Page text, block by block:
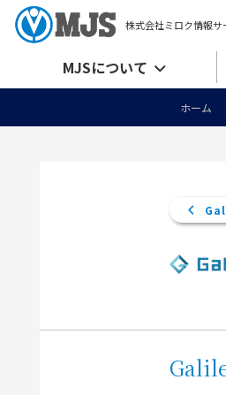
株式会社ミロク情報サ
MJSについて
ホーム